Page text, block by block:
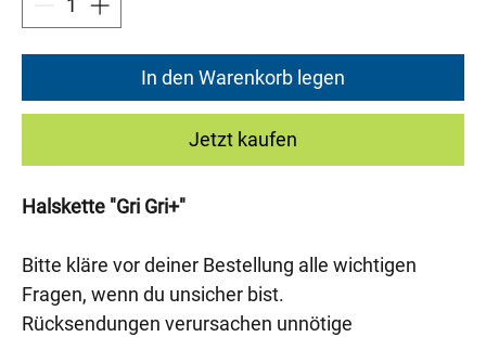
In den Warenkorb legen
Jetzt kaufen
Halskette "Gri Gri+"
Bitte kläre vor deiner Bestellung alle wichtigen
Fragen, wenn du unsicher bist.
Rücksendungen verursachen unnötige